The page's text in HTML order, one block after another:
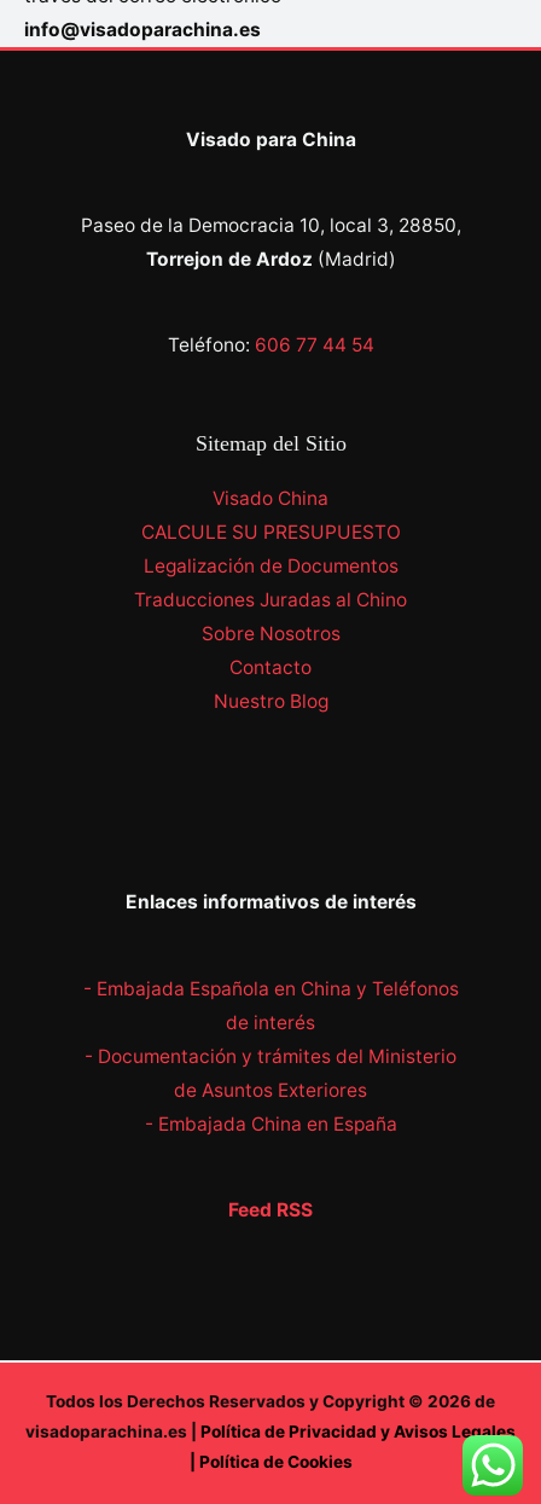
info@visadoparachina.es
Visado para China
Paseo de la Democracia 10, local 3, 28850,
Torrejon de Ardoz (Madrid)
Teléfono: 606 77 44 54
Sitemap del Sitio
Visado China
CALCULE SU PRESUPUESTO
Legalización de Documentos
Traducciones Juradas al Chino
Sobre Nosotros
Contacto
Nuestro Blog
Enlaces informativos de interés
- Embajada Española en China y Teléfonos
de interés
- Documentación y trámites del Ministerio
de Asuntos Exteriores
- Embajada China en España
Feed RSS
Todos los Derechos Reservados y Copyright © 2026 de
visadoparachina.es | Política de Privacidad y Avisos Legales
| Política de Cookies